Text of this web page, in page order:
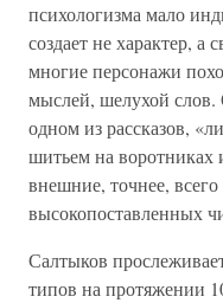
психологизма мало
создает не характер, а
многие персонажи
мыслей, шелухой слов.
одном из рассказов,
шитьем на воротниках
внешние, точнее,
высокопоставленных
Салтыков
типов на протяжении